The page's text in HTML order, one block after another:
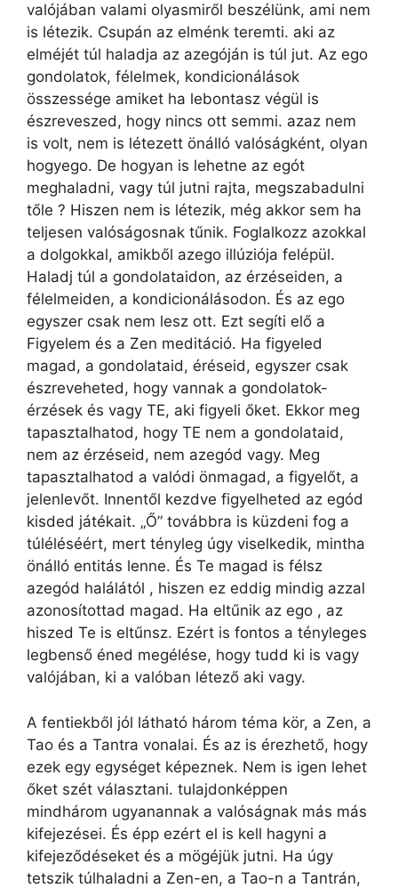
valójában valami olyasmiről beszélünk, ami nem
is létezik. Csupán az elménk teremti. aki az
elméjét túl haladja az azegóján is túl jut. Az ego
gondolatok, félelmek, kondicionálások
összessége amiket ha lebontasz végül is
észreveszed, hogy nincs ott semmi. azaz nem
is volt, nem is létezett önálló valóságként, olyan
hogyego. De hogyan is lehetne az egót
meghaladni, vagy túl jutni rajta, megszabadulni
tőle ? Hiszen nem is létezik, még akkor sem ha
teljesen valóságosnak tűnik. Foglalkozz azokkal
a dolgokkal, amikből azego illúziója felépül.
Haladj túl a gondolataidon, az érzéseiden, a
félelmeiden, a kondicionálásodon. És az ego
egyszer csak nem lesz ott. Ezt segíti elő a
Figyelem és a Zen meditáció. Ha figyeled
magad, a gondolataid, éréseid, egyszer csak
észreveheted, hogy vannak a gondolatok-
érzések és vagy TE, aki figyeli őket. Ekkor meg
tapasztalhatod, hogy TE nem a gondolataid,
nem az érzéseid, nem azegód vagy. Meg
tapasztalhatod a valódi önmagad, a figyelőt, a
jelenlevőt. Innentől kezdve figyelheted az egód
kisded játékait. „Ő” továbbra is küzdeni fog a
túléléséért, mert tényleg úgy viselkedik, mintha
önálló entitás lenne. És Te magad is félsz
azegód halálától , hiszen ez eddig mindig azzal
azonosítottad magad. Ha eltűnik az ego , az
hiszed Te is eltűnsz. Ezért is fontos a tényleges
legbenső éned megélése, hogy tudd ki is vagy
valójában, ki a valóban létező aki vagy.
A fentiekből jól látható három téma kör, a Zen, a
Tao és a Tantra vonalai. És az is érezhető, hogy
ezek egy egységet képeznek. Nem is igen lehet
őket szét választani. tulajdonképpen
mindhárom ugyanannak a valóságnak más más
kifejezései. És épp ezért el is kell hagyni a
kifejeződéseket és a mögéjük jutni. Ha úgy
tetszik túlhaladni a Zen-en, a Tao-n a Tantrán,